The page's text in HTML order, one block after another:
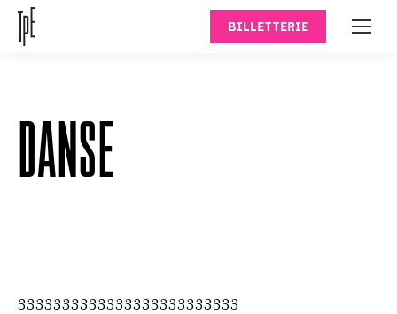
BILLETTERIE
DANSE
3333333333333333333333333